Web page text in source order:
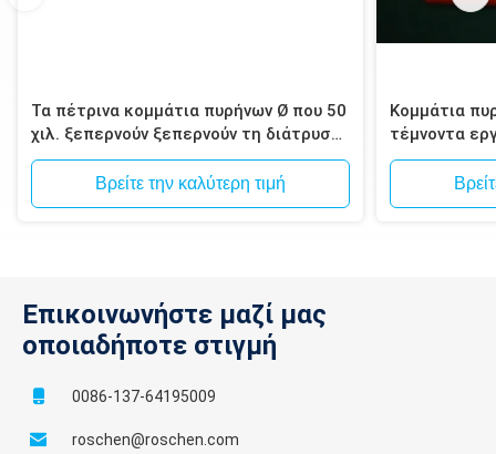
Τα πέτρινα κομμάτια πυρήνων Ø που 50
χιλ. ξεπερνούν ξεπερνούν τη διάτρυση
για το γρανίτη, μάρμαρο
Βρείτε την καλύτερη τιμή
Κομμάτια
τέμνοντα
βιομηχανίες
Επικοινωνήστε μαζί μας
οποιαδήποτε στιγμή
0086-137-64195009
roschen@roschen.com